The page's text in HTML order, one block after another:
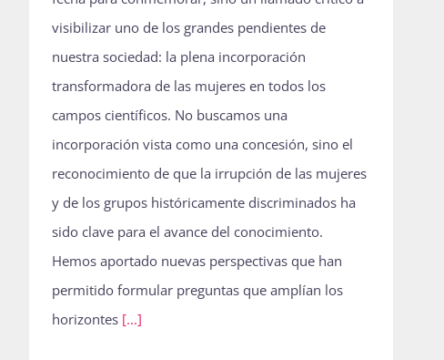
visibilizar uno de los grandes pendientes de
nuestra sociedad: la plena incorporación
transformadora de las mujeres en todos los
campos científicos. No buscamos una
incorporación vista como una concesión, sino el
reconocimiento de que la irrupción de las mujeres
y de los grupos históricamente discriminados ha
sido clave para el avance del conocimiento.
Hemos aportado nuevas perspectivas que han
permitido formular preguntas que amplían los
horizontes [...]